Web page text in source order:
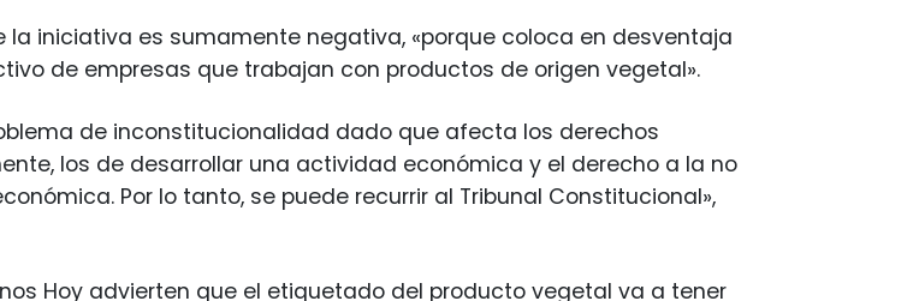
la iniciativa es sumamente negativa, «porque coloca en desventaja
de empresas que trabajan con productos de origen vegetal».
de inconstitucionalidad dado que afecta los derechos
los de desarrollar una actividad económica y el derecho a la no
Por lo tanto, se puede recurrir al Tribunal Constitucional»,
Hoy advierten que el etiquetado del producto vegetal va a tener